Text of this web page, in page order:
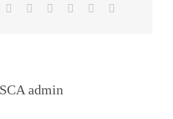
WhatsApp
TumblrPinterest Xing
admin